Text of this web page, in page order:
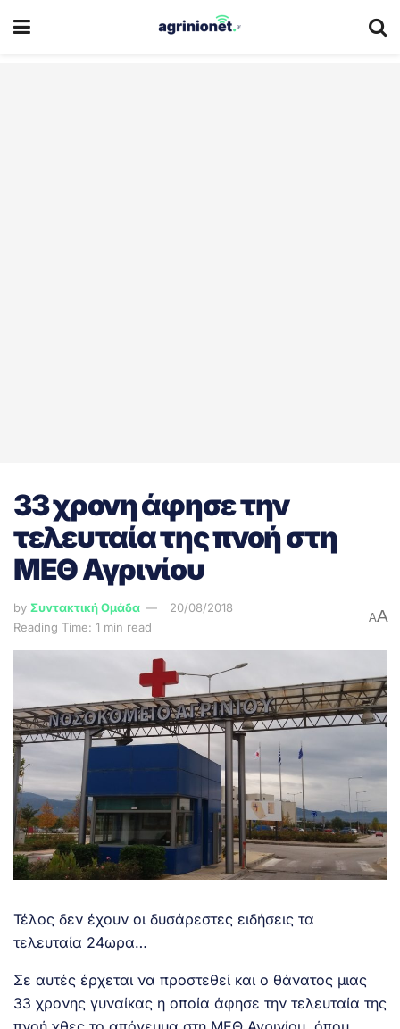
33 χρονη άφησε την
τελευταία της πνοή στη
ΜΕΘ Αγρινίου
by Συντακτική Ομάδα
20/08/2018
Reading Time: 1 min read
AA
Τέλος δεν έχουν οι δυσάρεστες ειδήσεις τα
τελευταία 24ωρα…
Σε αυτές έρχεται να προστεθεί και ο θάνατος μιας
33 χρονης γυναίκας η οποία άφησε την τελευταία της